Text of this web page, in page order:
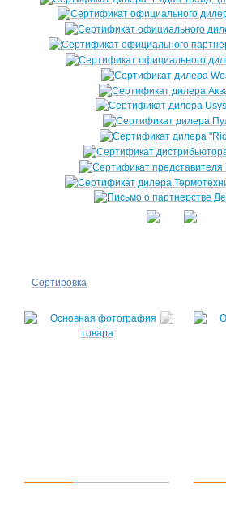
Сортировка
↑